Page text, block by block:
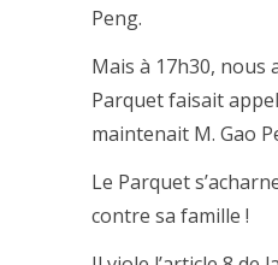
Peng.
Mais à 17h30, nous
Parquet faisait
maintenait M. Gao
Le Parquet
contre sa famille !